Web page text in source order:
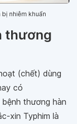
nhiễm khuẩn
thương
(chết) dùng
có
thương hàn
xin Typhim là